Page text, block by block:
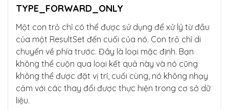
            callableStatement.execute();
            // Retrieving the output paramet
er value
            employeeName = callableStatemen
t.getString(2);
            // Process the retrieved data as
needed
            System.out.println("Employee Nam
        } catch (Exception e) {
TYPE_FORWARD_ONLY
Một con trỏ chỉ có thể được sử dụng để xử lý từ đầu
của một ResultSet đến cuối của nó. Con trỏ chỉ di
chuyển về phía trước. Đây là loại mặc định. Bạn
không thể cuộn qua loại kết quả này và nó cũng
không thể được đặt vị trí, cuối cùng, nó không nhạy
cảm với các thay đổi được thực hiện trong cơ sở dữ
liệu.